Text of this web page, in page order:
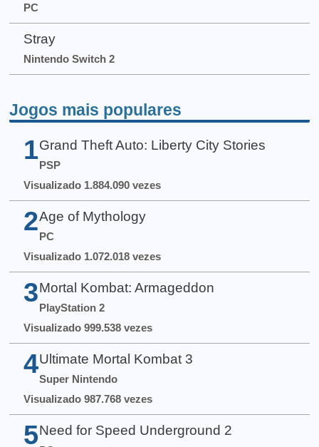
PC
Stray
Nintendo Switch 2
Jogos mais populares
1 Grand Theft Auto: Liberty City Stories
PSP
Visualizado 1.884.090 vezes
2 Age of Mythology
PC
Visualizado 1.072.018 vezes
3 Mortal Kombat: Armageddon
PlayStation 2
Visualizado 999.538 vezes
4 Ultimate Mortal Kombat 3
Super Nintendo
Visualizado 987.768 vezes
5 Need for Speed Underground 2